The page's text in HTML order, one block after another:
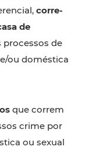
corre-
de
processos de
ou doméstica
que correm
crime por
ou sexual